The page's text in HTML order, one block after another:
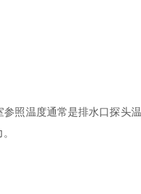
照温度通常是排水口探头